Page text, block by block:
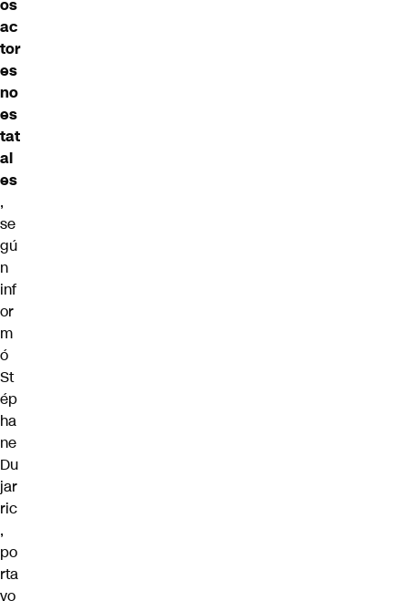
os
ac
tor
es
no
es
tat
al
es
,
se
gú
n
inf
or
m
ó
St
ép
ha
ne
Du
jar
ric
,
po
rta
vo